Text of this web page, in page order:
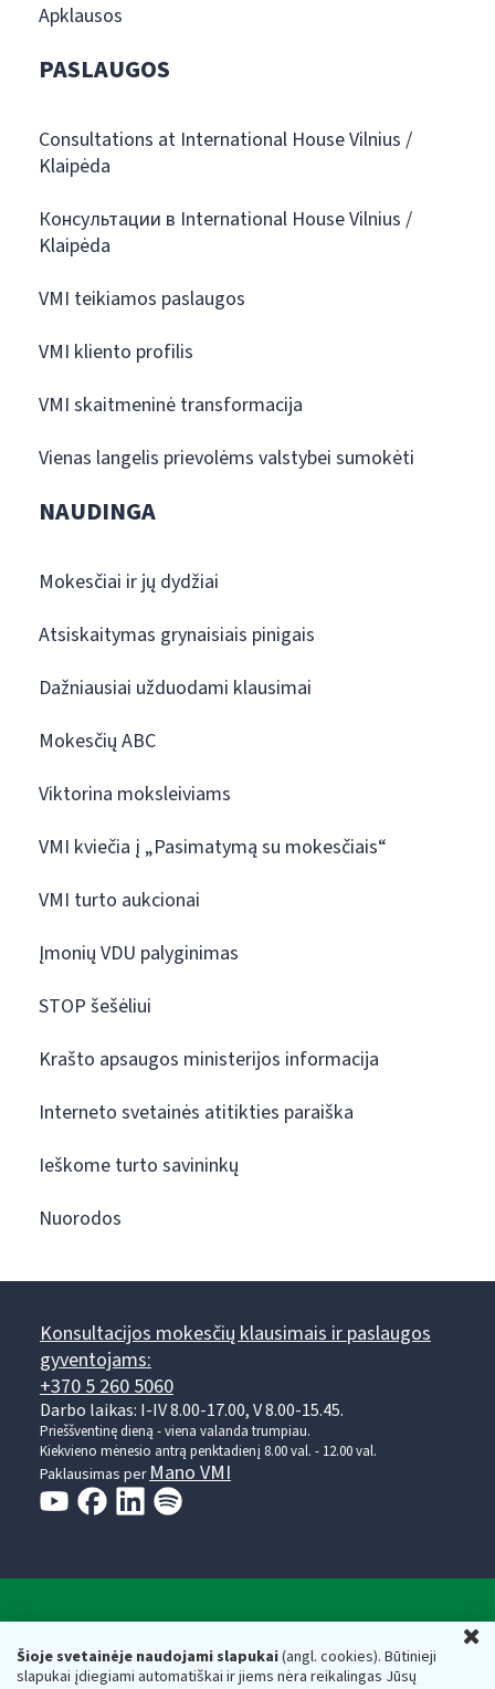
Šioje svetainėje naudojami slapukai(angl. cookies). Būtinieji
slapukai įdiegiami automatiškai ir jiems nėra reikalingas Jūsų
Apklausos
PASLAUGOS
Consultations at International House Vilnius /
Klaipėda
Консультации в International House Vilnius /
Klaipėda
VMI teikiamos paslaugos
VMI kliento profilis
VMI skaitmeninė transformacija
Vienas langelis prievolėms valstybei sumokėti
NAUDINGA
Mokesčiai ir jų dydžiai
Atsiskaitymas grynaisiais pinigais
Dažniausiai užduodami klausimai
Mokesčių ABC
Viktorina moksleiviams
VMI kviečia į „Pasimatymą su mokesčiais“
VMI turto aukcionai
Įmonių VDU palyginimas
STOP šešėliui
Krašto apsaugos ministerijos informacija
Interneto svetainės atitikties paraiška
Ieškome turto savininkų
Nuorodos
Konsultacijos mokesčių klausimais ir paslaugos
gyventojams:
+370 5 260 5060
Darbo laikas: I-IV 8.00-17.00, V 8.00-15.45.
Prieššventinę dieną - viena valanda trumpiau.
Kiekvieno mėnesio antrą penktadienį 8.00 val. - 12.00 val.
Paklausimas per Mano VMI
Respublikos finansų ministerijos